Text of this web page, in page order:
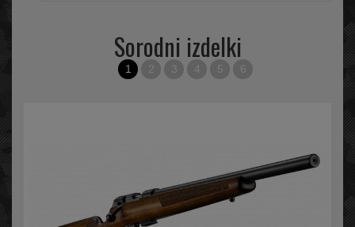
Sorodni izdelki
1 2 3 4 5 6